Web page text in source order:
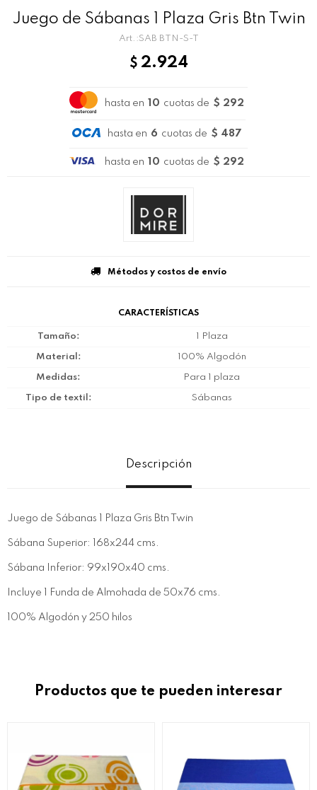
Juego de Sábanas 1 Plaza Gris Btn Twin
SAB BTN-S-T
$ 2.924
hasta en 10 cuotas de $ 292
hasta en 6 cuotas de $ 487
hasta en 10 cuotas de $ 292
Métodos y costos de envío
CARACTERÍSTICAS
Tamaño 1 Plaza
Material 100% Algodón
Medidas Para 1 plaza
Tipo de textil Sábanas
Descripción
Juego de Sábanas 1 Plaza Gris Btn Twin
Sábana Superior: 168x244 cms.
Sábana Inferior: 99x190x40 cms.
Incluye 1 Funda de Almohada de 50x76 cms.
100% Algodón y 250 hilos
Productos que te pueden interesar